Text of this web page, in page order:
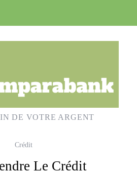
DE VOTRE ARGENT
Crédit
Le Crédit